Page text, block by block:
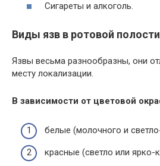
Сигареты и алкоголь.
Виды язв в ротовой полости
Язвы весьма разнообразны, они
месту локализации.
В зависимости от цветовой
белые (молочного и
красные (светло или ярко-